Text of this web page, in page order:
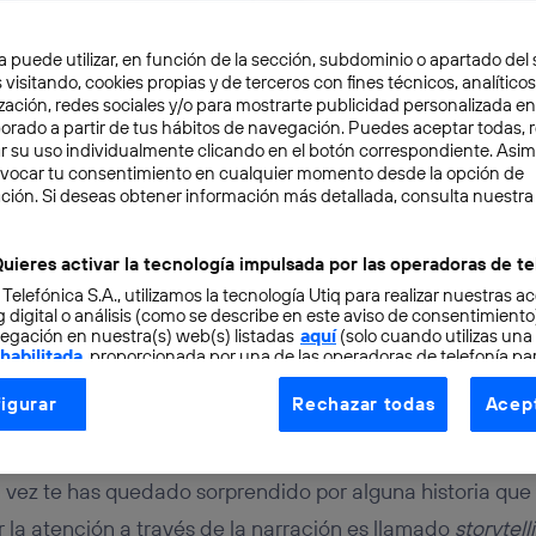
4 min
del digital storytelling
actual
te has quedado sorprendido por alguna historia
la atención a través de la narración es llamado
puede utilizar, en función de la sección, subdominio o apartado del
visitando, cookies propias y de terceros con fines técnicos,
redes sociales y/o para mostrarte publicidad personalizada
a partir de tus hábitos de navegación. Puedes aceptar todas,
su uso individualmente clicando en el botón correspondiente.
tu consentimiento en cualquier momento desde la opción de
Si deseas obtener información más detallada, consulta nuestra
activar la tecnología impulsada por las operadoras de
S.A., utilizamos la tecnología Utiq para realizar nuestras
digital o análisis (como se describe en este aviso de
en nuestra(s) web(s) listadas aquí(solo cuando utilizas una
, proporcionada por una de las operadoras de telefonía
consentimiento en cada página web).
Utiq está diseñada con la privacidad como prioridad
tu dirección IP y otra información de la cuenta de cliente de
a la conexión que utilizas (p. ej., número de teléfono móvil).
Rechazar todas